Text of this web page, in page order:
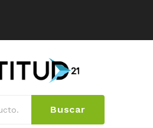
Buscar